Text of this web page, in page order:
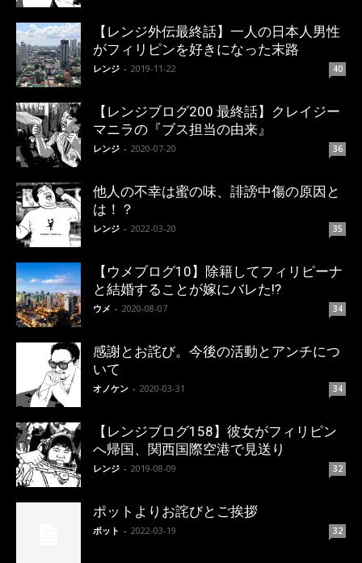
【レンジ外伝最終話】一人の日本人男性
がフィリピンを好きになった末路
レンジ - 2019-11-22 40
【レンジブログ200 最終話】クレイジー
マニラの『ブス担当の由来』
レンジ - 2020-07-20 36
他人の不幸は蜜の味、誹謗中傷の原因と
は！？
レンジ - 2022-03-20 35
【ウメブログ10】除籍してフィリピーナ
と結婚することが嫁にバレた!?
ウメ - 2020-08-07 34
感謝とお詫び。今後の活動とアンチにつ
いて
オノケン - 2020-03-31 34
【レンジブログ158】彼女がフィリピン
へ帰国、関西国際空港で見送り
レンジ - 2019-08-09 32
ポットよりお詫びとご挨拶
ポット - 2022-03-19 32